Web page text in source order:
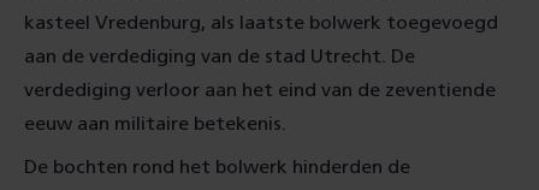
kasteel Vredenburg, als laatste bolwerk toegevoegd
aan de verdediging van de stad Utrecht. De
verdediging verloor aan het eind van de zeventiende
eeuw aan militaire betekenis.
De bochten rond het bolwerk hinderden de